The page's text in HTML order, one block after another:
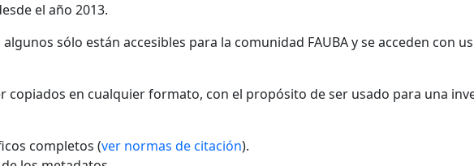
el año 2013.
sólo están accesibles para la comunidad FAUBA y se acceden con
copiados en cualquier formato, con el propósito de ser usado para una
completos (ver normas de citación).